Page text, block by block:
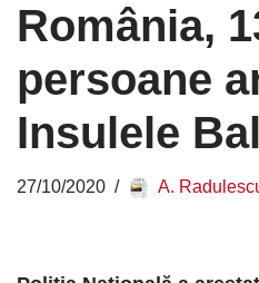
România,
persoane
Insulele
27/10/2020 A.